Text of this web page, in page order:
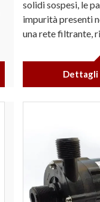
solidi sospesi, le
impurità presenti
una rete filtrante,